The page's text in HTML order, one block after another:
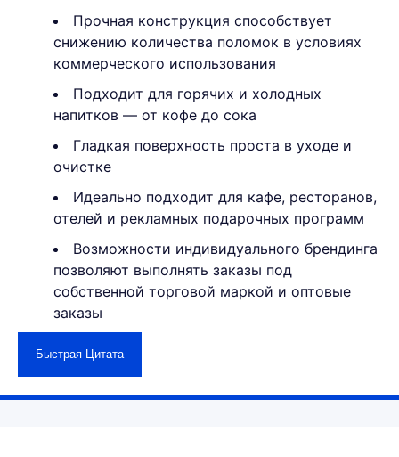
Прочная конструкция способствует
снижению количества поломок в условиях
коммерческого использования
Подходит для горячих и холодных
напитков — от кофе до сока
Гладкая поверхность проста в уходе и
очистке
Идеально подходит для кафе, ресторанов,
отелей и рекламных подарочных программ
Возможности индивидуального брендинга
позволяют выполнять заказы под
собственной торговой маркой и оптовые
заказы
Быстрая Цитата